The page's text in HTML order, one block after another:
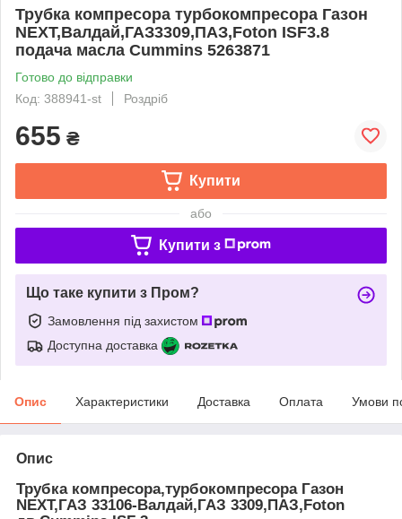
Трубка компресора турбокомпресора Газон
NEXT,Валдай,ГАЗ3309,ПАЗ,Foton ISF3.8
подача масла Cummins 5263871
Готово до відправки
Код: 388941-st
Роздріб
655 ₴
Купити
або
Купити з
Що таке купити з Пром?
Замовлення під захистом
Доступна доставка
Опис Характеристики Доставка Оплата Умови
Опис
Трубка компресора,турбокомпресора Газон
NEXT,ГАЗ 33106-Валдай,ГАЗ 3309,ПАЗ,Foton